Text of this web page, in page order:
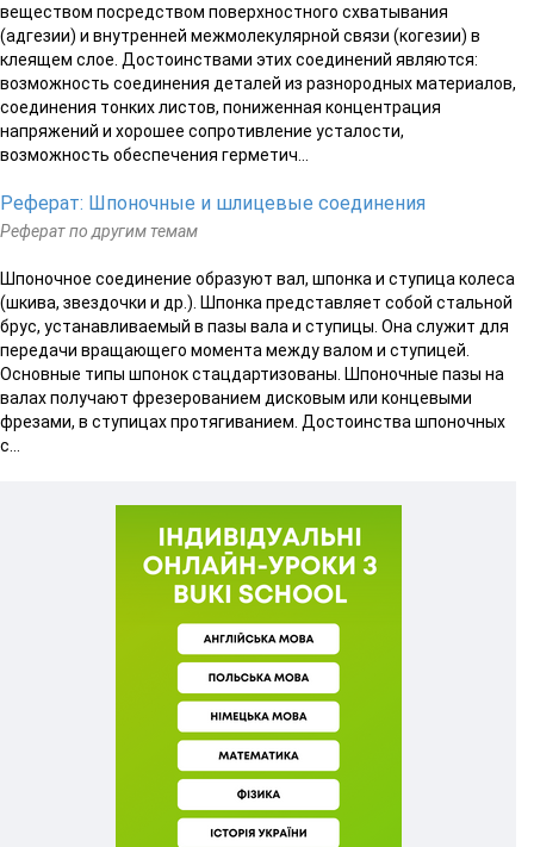
веществом посредством поверхностного схватывания
(адгезии) и внутренней межмолекулярной связи (когезии) в
клеящем слое. Достоинствами этих соединений являются:
возможность соединения деталей из разнородных материалов,
соединения тонких листов, пониженная концентрация
напряжений и хорошее сопротивление усталости,
возможность обеспечения герметич...
Реферат: Шпоночные и шлицевые соединения
Реферат по другим темам
Шпоночное соединение образуют вал, шпонка и ступица колеса
(шкива, звездочки и др.). Шпонка представляет собой стальной
брус, устанавливаемый в пазы вала и ступицы. Она служит для
передачи вращающего момента между валом и ступицей.
Основные типы шпонок стацдартизованы. Шпоночные пазы на
валах получают фрезерованием дисковым или концевыми
фрезами, в ступицах протягиванием. Достоинства шпоночных
с...